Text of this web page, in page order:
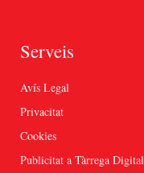
Serveis
Avís Legal
Privacitat
Cookies
Publicitat a Tàrrega Digital